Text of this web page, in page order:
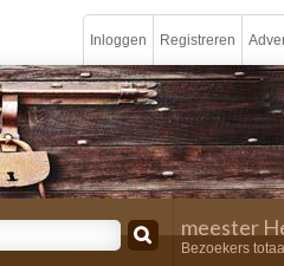
Inloggen Registreren
meester
Bezoekers